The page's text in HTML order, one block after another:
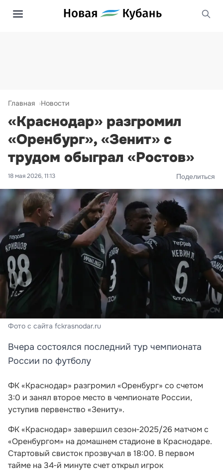
Главная Новости
«Краснодар» разгромил
«Оренбург», «Зенит» с
трудом обыграл «Ростов»
18 мая 2026, 11:13 Поделиться
Фото с сайта fckrasnodar.ru
Вчера состоялся последний тур чемпионата
России по футболу
ФК «Краснодар» разгромил «Оренбург» со счетом
3:0 и занял второе место в чемпионате России,
уступив первенство «Зениту».
ФК «Краснодар» завершил сезон‑2025/26 матчом с
«Оренбургом» на домашнем стадионе в Краснодаре.
Стартовый свисток прозвучал в 18:00. В первом
тайме на 34‑й минуте счет открыл игрок